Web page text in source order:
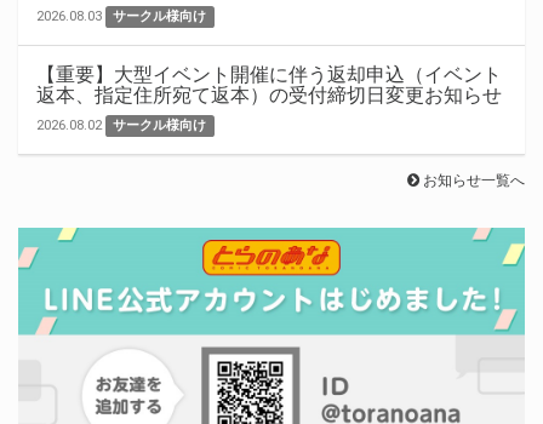
2026.08.03 サークル様向け
【重要】大型イベント開催に伴う返却申込（イベント
返本、指定住所宛て返本）の受付締切日変更お知らせ
2026.08.02 サークル様向け
お知らせ一覧へ